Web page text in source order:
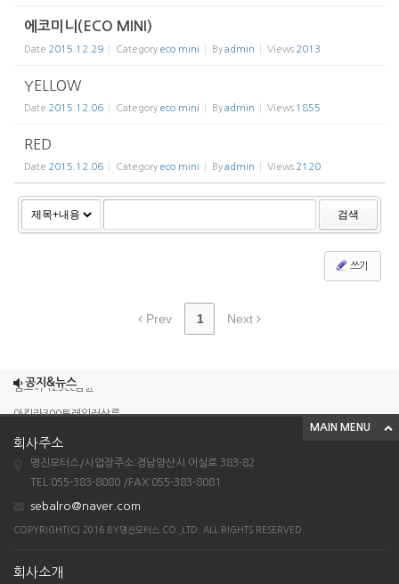
에코미니(ECO MINI)
Date 2015.12.29 Category eco mini Byadmin Views 2013
YELLOW
Date 2015.12.06 Category eco mini Byadmin Views 1855
RED
Date 2015.12.06 Category eco mini Byadmin Views 2120
검색
쓰기
Prev 1 Next
공지&뉴스
엠보이 125cc삼륜
아킬라300트레일러삼륜
아킬라300 삼륜
시티밴승용배달용
아킬라300 삼륜
MAIN MENU
회사주소
명진모터스/사업장주소:경남양산시 어실로 383-82
TEL:055-383-8080 /FAX:055-383-8081
sebalro@naver.com
COPYRIGHT(C) 2016 BY명진모터스 CO.,LTD. ALL RIGHTS RESERVED.
회사소개